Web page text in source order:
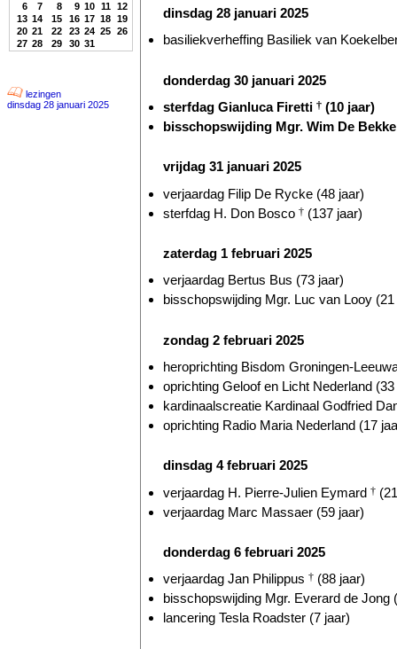
6
7 8 9 10 11 12
13 14 15 16 17 18 19
20 21 22 23 24 25 26
27 28 29 30 31
lezingen
dinsdag 28 januari 2025
dinsdag 28 januari 2025
basiliekverheffing Basiliek van
donderdag 30 januari 2025
sterfdag Gianluca Firetti † (10 jaar)
bisschopswijding Mgr. Wim De
vrijdag 31 januari 2025
verjaardag Filip De Rycke (48 jaar)
sterfdag H. Don Bosco † (137 jaar)
zaterdag 1 februari 2025
verjaardag Bertus Bus (73 jaar)
bisschopswijding Mgr. Luc van Looy (21
zondag 2 februari 2025
heroprichting Bisdom Groningen-
oprichting Geloof en Licht Nederland
kardinaalscreatie Kardinaal Godfried
oprichting Radio Maria Nederland (17
dinsdag 4 februari 2025
verjaardag H. Pierre-Julien Eymard †
verjaardag Marc Massaer (59 jaar)
donderdag 6 februari 2025
verjaardag Jan Philippus † (88 jaar)
bisschopswijding Mgr. Everard de Jong
lancering Tesla Roadster (7 jaar)